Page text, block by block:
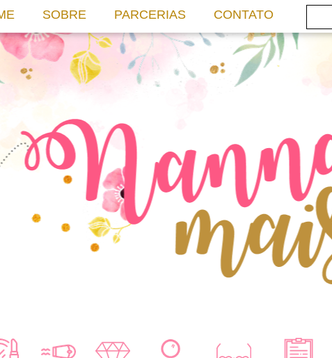
SOBRE PARCERIAS CONTATO